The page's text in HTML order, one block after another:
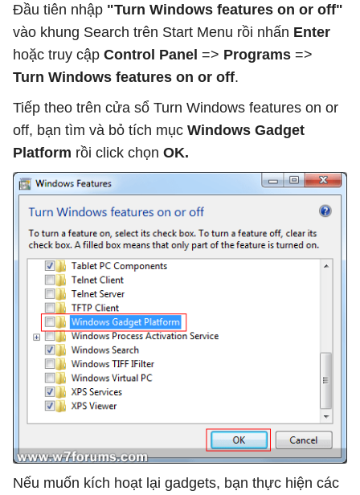
Đầu tiên nhập "Turn Windows features on or off"
vào khung Search trên Start Menu rồi nhấn Enter
hoặc truy cập Control Panel => Programs =>
Turn Windows features on or off.
Tiếp theo trên cửa sổ Turn Windows features on or
off, bạn tìm và bỏ tích mục Windows Gadget
Platform rồi click chọn OK.
Nếu muốn kích hoạt lại gadgets, bạn thực hiện các